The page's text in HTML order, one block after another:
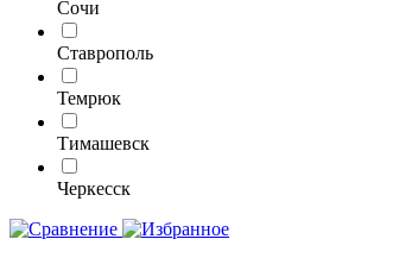
Сочи
Ставрополь
Темрюк
Тимашевск
Черкесск